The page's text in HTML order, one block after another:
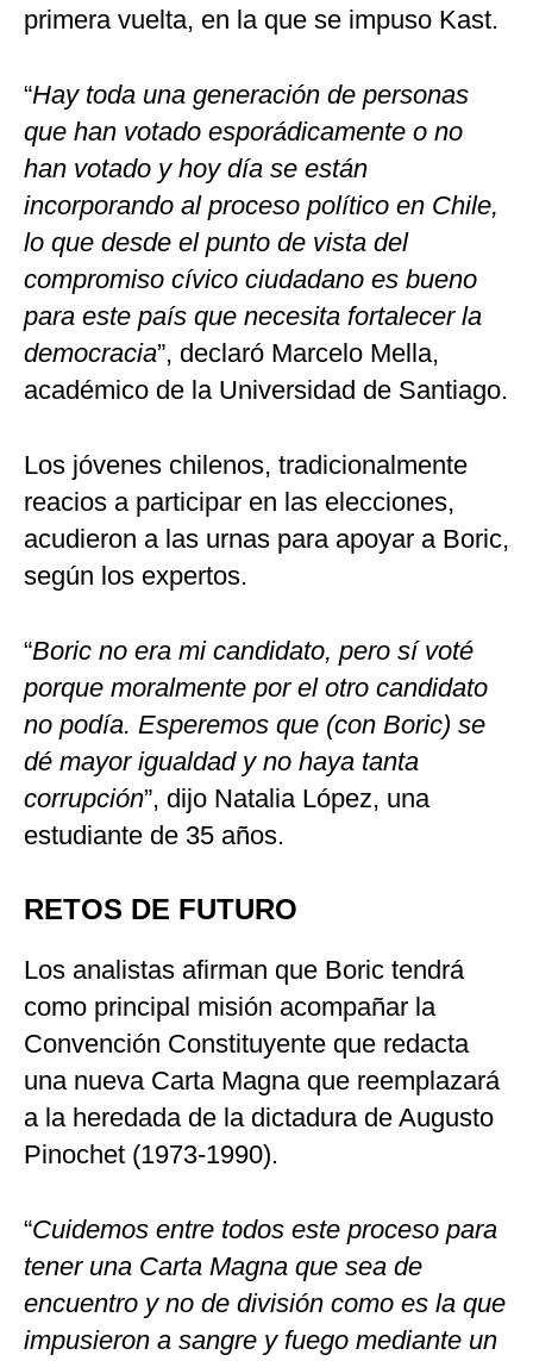
primera vuelta, en la que se impuso Kast.
“Hay toda una generación de personas
que han votado esporádicamente o no
han votado y hoy día se están
incorporando al proceso político en Chile,
lo que desde el punto de vista del
compromiso cívico ciudadano es bueno
para este país que necesita fortalecer la
democracia”, declaró Marcelo Mella,
académico de la Universidad de Santiago.
Los jóvenes chilenos, tradicionalmente
reacios a participar en las elecciones,
acudieron a las urnas para apoyar a Boric,
según los expertos.
“Boric no era mi candidato, pero sí voté
porque moralmente por el otro candidato
no podía. Esperemos que (con Boric) se
dé mayor igualdad y no haya tanta
corrupción”, dijo Natalia López, una
estudiante de 35 años.
RETOS DE FUTURO
Los analistas afirman que Boric tendrá
como principal misión acompañar la
Convención Constituyente que redacta
una nueva Carta Magna que reemplazará
a la heredada de la dictadura de Augusto
Pinochet (1973-1990).
“Cuidemos entre todos este proceso para
tener una Carta Magna que sea de
encuentro y no de división como es la que
impusieron a sangre y fuego mediante un